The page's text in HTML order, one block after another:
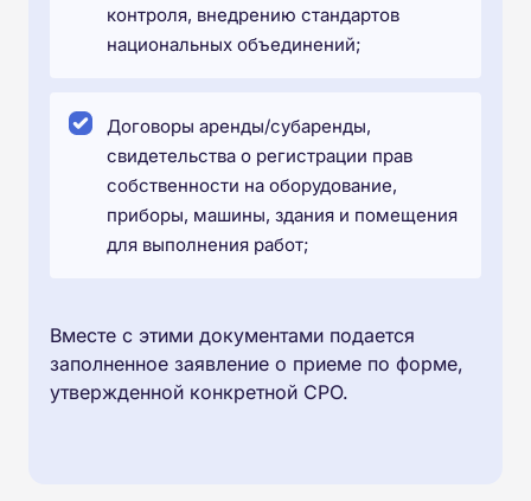
контроля, внедрению стандартов
национальных объединений;
Договоры аренды/субаренды,
свидетельства о регистрации прав
собственности на оборудование,
приборы, машины, здания и помещения
для выполнения работ;
Вместе с этими документами подается
заполненное заявление о приеме по форме,
утвержденной конкретной СРО.